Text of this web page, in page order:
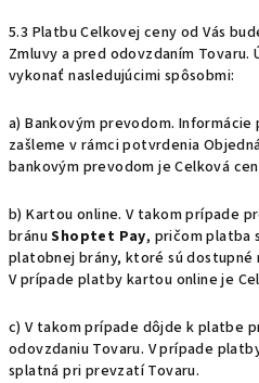
5.3 Platbu Celkovej ceny od Vás
Zmluvy a pred odovzdaním Tovaru.
vykonať nasledujúcimi spôsobmi:
a) Bankovým prevodom.
zašleme v rámci potvrdenia
bankovým prevodom je Celková
b) Kartou online. V takom prípade
bránuShoptet Pay, pričom platba
platobnej brány, ktoré sú dostupné
V prípade platby kartou online je
c) V takom prípade dôjde k platbe
odovzdaniu Tovaru. V prípade
splatná pri prevzatí Tovaru.